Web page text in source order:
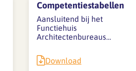
Competentiestabellen
Aansluitend bij het
Functiehuis
Architectenbureaus…
Download